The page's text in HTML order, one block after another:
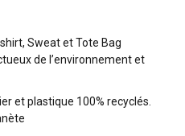
Sweat et Tote Bag
de l’environnement et
et plastique 100% recyclés.